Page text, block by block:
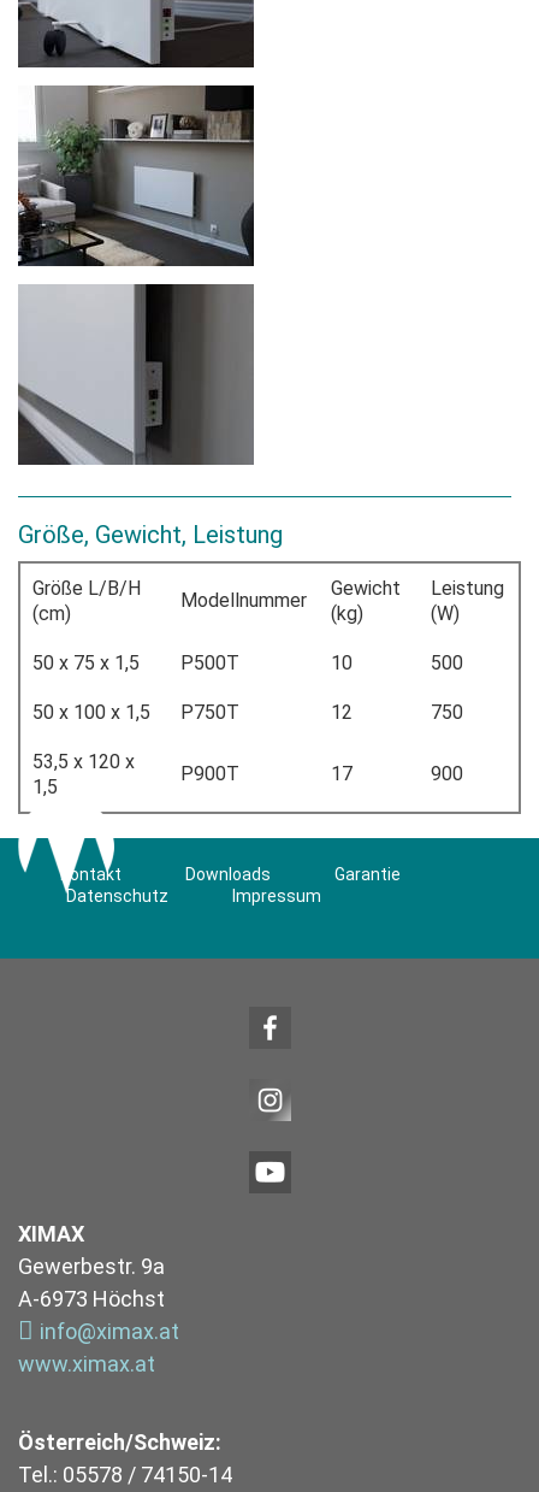
Größe, Gewicht, Leistung
Größe L/B/H
(cm)
Modellnummer
Gewicht
(kg)
Leistung
(W)
50 x 75 x 1,5 P500T 10 500
50 x 100 x 1,5 P750T 12 750
53,5 x 120 x
1,5
P900T 17 900
Kontakt Downloads
Garantie
Datenschutz
Impressum
XIMAX
Gewerbestr. 9a
A-6973 Höchst
info@ximax.at
www.ximax.at
Österreich/Schweiz:
Tel.: 05578 / 74150-14